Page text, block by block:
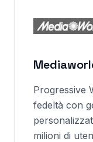
Progressive
fedeltà con
milioni di